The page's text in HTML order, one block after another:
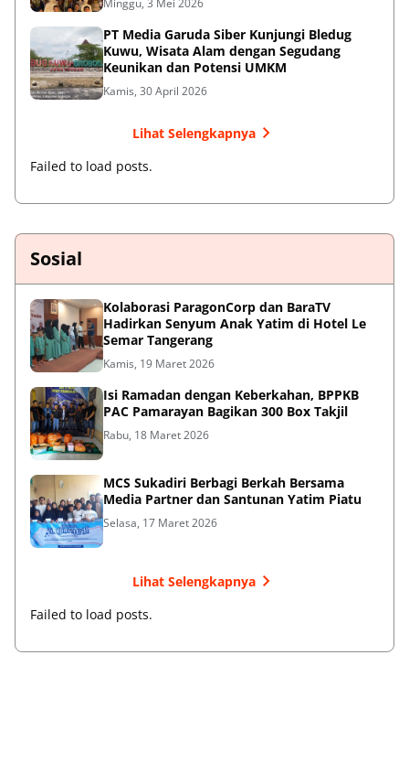
Minggu, 3 Mei 2026
PT Media Garuda Siber Kunjungi Bledug
Kuwu, Wisata Alam dengan Segudang
Keunikan dan Potensi UMKM
Kamis, 30 April 2026
Lihat Selengkapnya
Failed to load posts.
Sosial
Kolaborasi ParagonCorp dan BaraTV
Hadirkan Senyum Anak Yatim di Hotel Le
Semar Tangerang
Kamis, 19 Maret 2026
Isi Ramadan dengan Keberkahan, BPPKB
PAC Pamarayan Bagikan 300 Box Takjil
Rabu, 18 Maret 2026
MCS Sukadiri Berbagi Berkah Bersama
Media Partner dan Santunan Yatim Piatu
Selasa, 17 Maret 2026
Lihat Selengkapnya
Failed to load posts.